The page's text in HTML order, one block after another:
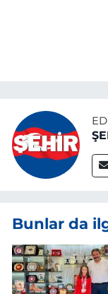
Bunlar da